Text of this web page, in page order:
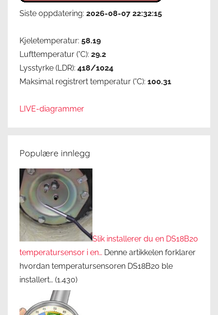
Siste oppdatering: 2026-08-07 22:32:15
Kjeletemperatur: 58.19
Lufttemperatur (°C): 29.2
Lysstyrke (LDR): 418/1024
Maksimal registrert temperatur (°C): 100.31
LIVE-diagrammer
Populære innlegg
Slik installerer du en DS18B20
temperatursensor i en… Denne artikkelen forklarer
hvordan temperatursensoren DS18B20 ble
installert… (1.430)